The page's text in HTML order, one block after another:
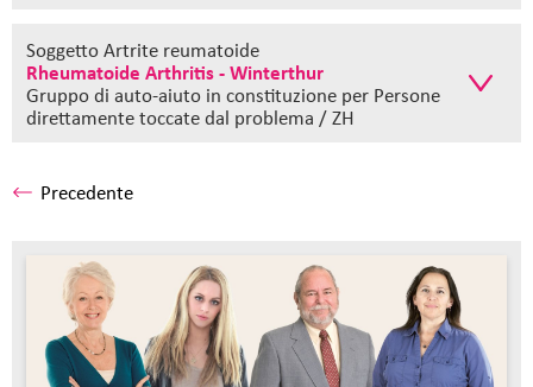
Soggetto Artrite reumatoide
Rheumatoide Arthritis - Winterthur
Gruppo di auto-aiuto in constituzione per Persone
direttamente toccate dal problema / ZH
Precedente